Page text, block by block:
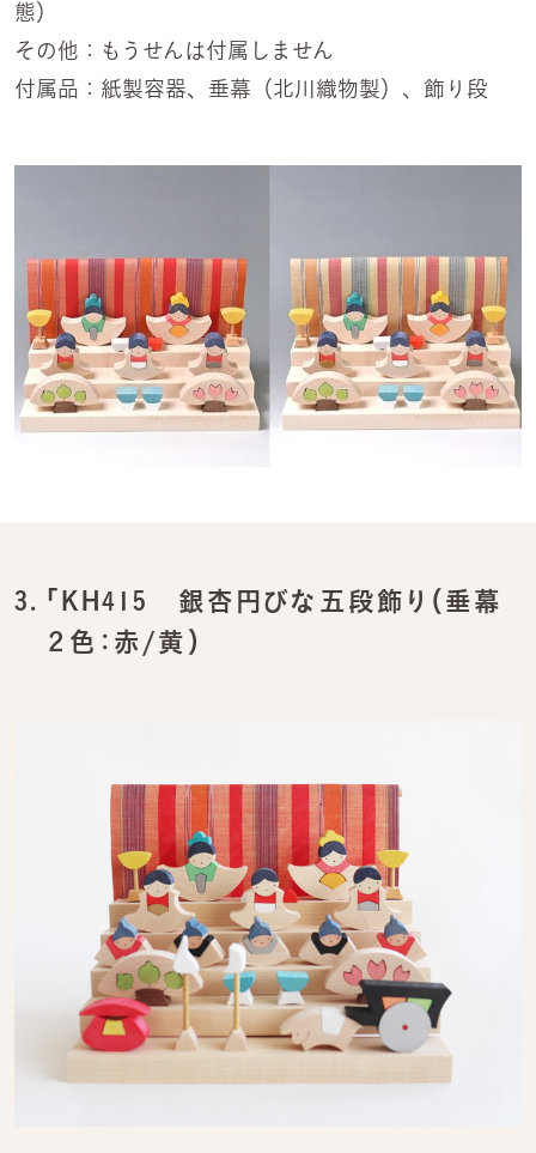
態）
その他：もうせんは付属しません
付属品：紙製容器、垂幕（北川織物製）、飾り段
3. 「KH415 銀杏円びな五段飾り（垂幕
２色：赤/黄）